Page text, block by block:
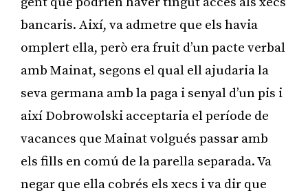
bancaris. Així, va admetre que els havia
omplert ella, però era fruit d’un pacte verbal
amb Mainat, segons el qual ell ajudaria la
seva germana amb la paga i senyal d’un pis i
així Dobrowolski acceptaria el període de
vacances que Mainat volgués passar amb
els fills en comú de la parella separada. Va
negar que ella cobrés els xecs i va dir que